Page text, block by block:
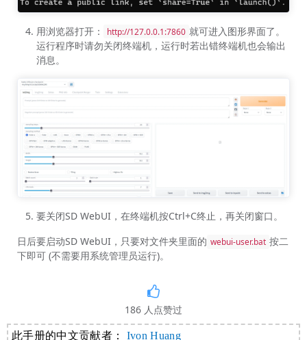
用浏览器打开： http://127.0.0.1:7860 就可进入图形界面了。
运行程序时请勿关闭终端机，运行时若出错终端机也会输出
消息。
要关闭SD WebUI，在终端机按Ctrl+C终止，再关闭窗口。
日后要启动SD WebUI，只要对文件夹里面的 webui-user.bat 按二
下即可 (不需要用系统管理员运行)。
186 人点赞过
此手册的中文贡献者： Ivon Huang